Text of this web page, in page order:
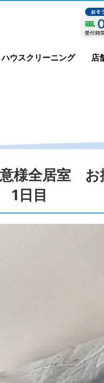
ハウスクリーニング 店
様全居室 お
1日目